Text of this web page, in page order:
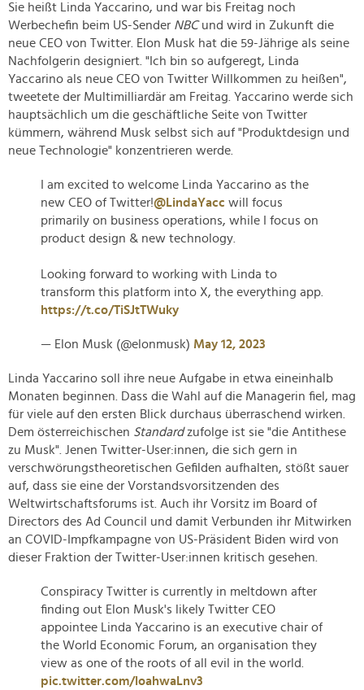
Sie heißt Linda Yaccarino, und war bis Freitag noch
Werbechefin beim US-Sender NBCund wird in Zukunft die
neue CEO von Twitter. Elon Musk hat die 59-Jährige als seine
Nachfolgerin designiert. "Ich bin so aufgeregt, Linda
Yaccarino als neue CEO von Twitter Willkommen zu heißen",
tweetete der Multimilliardär am Freitag. Yaccarino werde sich
hauptsächlich um die geschäftliche Seite von Twitter
kümmern, während Musk selbst sich auf "Produktdesign und
neue Technologie" konzentrieren werde.
I am excited to welcome Linda Yaccarino as the
new CEO of Twitter!@LindaYacc will focus
primarily on business operations, while I focus on
product design & new technology.
Looking forward to working with Linda to
transform this platform into X, the everything app.
https://t.co/TiSJtTWuky
— Elon Musk (@elonmusk) May 12, 2023
Linda Yaccarino soll ihre neue Aufgabe in etwa eineinhalb
Monaten beginnen. Dass die Wahl auf die Managerin fiel, mag
für viele auf den ersten Blick durchaus überraschend wirken.
Dem österreichischen Standardzufolge ist sie "die Antithese
zu Musk". Jenen Twitter-User:innen, die sich gern in
verschwörungstheoretischen Gefilden aufhalten, stößt sauer
auf, dass sie eine der Vorstandsvorsitzenden des
Weltwirtschaftsforums ist. Auch ihr Vorsitz im Board of
Directors des Ad Council und damit Verbunden ihr Mitwirken
an COVID-Impfkampagne von US-Präsident Biden wird von
dieser Fraktion der Twitter-User:innen kritisch gesehen.
Conspiracy Twitter is currently in meltdown after
finding out Elon Musk's likely Twitter CEO
appointee Linda Yaccarino is an executive chair of
the World Economic Forum, an organisation they
view as one of the roots of all evil in the world.
pic.twitter.com/loahwaLnv3